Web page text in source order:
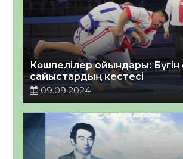
Көшпелілер ойындары: Бүгін
сайыстардың кестесі
09.09.2024